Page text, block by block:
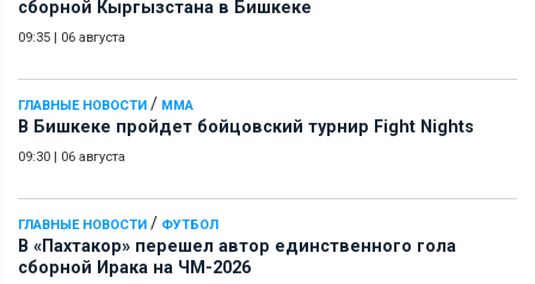
сборной Кыргызстана в Бишкеке
09:35 | 06 августа
ГЛАВНЫЕ НОВОСТИ / ММА
В Бишкеке пройдет бойцовский турнир Fight Nights
09:30 | 06 августа
ГЛАВНЫЕ НОВОСТИ / ФУТБОЛ
В «Пахтакор» перешел автор единственного гола
сборной Ирака на ЧМ-2026